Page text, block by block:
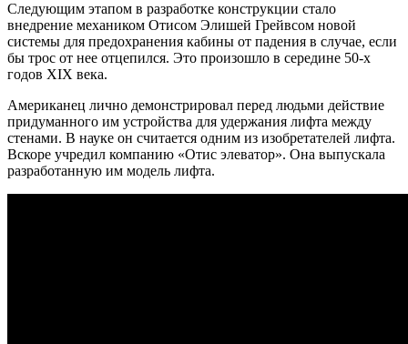
Следующим этапом в разработке конструкции стало
внедрение механиком Отисом Элишей Грейвсом новой
системы для предохранения кабины от падения в случае, если
бы трос от нее отцепился. Это произошло в середине 50-х
годов XIX века.
Американец лично демонстрировал перед людьми действие
придуманного им устройства для удержания лифта между
стенами. В науке он считается одним из изобретателей лифта.
Вскоре учредил компанию «Отис элеватор». Она выпускала
разработанную им модель лифта.